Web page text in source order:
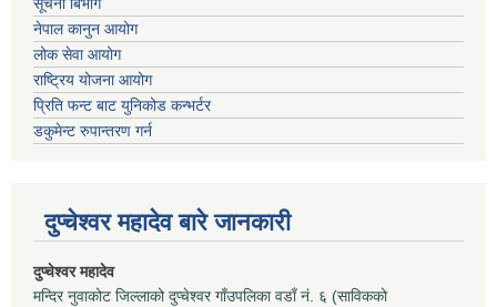
सूचना बिभाग
नेपाल कानुन आयोग
लोक सेवा आयोग
राष्ट्रिय योजना आयोग
प्रिति फन्ट बाट युनिकोड कन्भर्टर
डकुमेन्ट रुपान्तरण गर्न
दुप्चेश्वर महादेव बारे जानकारी
दुप्चेश्वर महादेव
मन्दिर नुवाकोट जिल्लाको दुप्चेश्वर गाँउपलिका वडाँ नं. ६ (साविकको